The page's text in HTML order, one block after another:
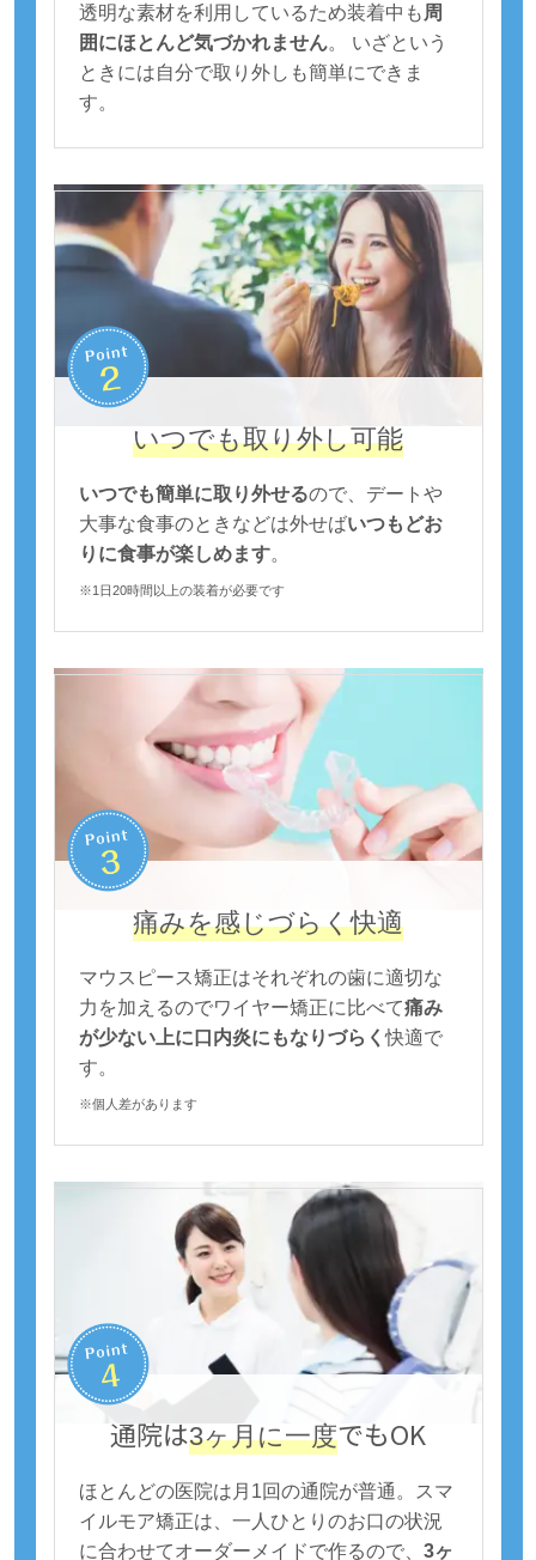
透明な素材を利用しているため装着中も 周
囲にほとんど気づかれません。 いざという
ときには自分で取り外しも簡単にできま
す。
いつでも取り外し可能
いつでも簡単に取り外せるので、デートや
大事な食事のときなどは外せばいつもどお
りに食事が楽しめます。
※1日20時間以上の装着が必要です
痛みを感じづらく快適
マウスピース矯正はそれぞれの歯に適切な
力を加えるのでワイヤー矯正に比べて痛み
が少ない上に口内炎にもなりづらく快適で
す。
※個人差があります
通院は3ヶ月に一度でもOK
ほとんどの医院は月1回の通院が普通。スマ
イルモア矯正は、一人ひとりのお口の状況
に合わせてオーダーメイドで作るので、 3ヶ